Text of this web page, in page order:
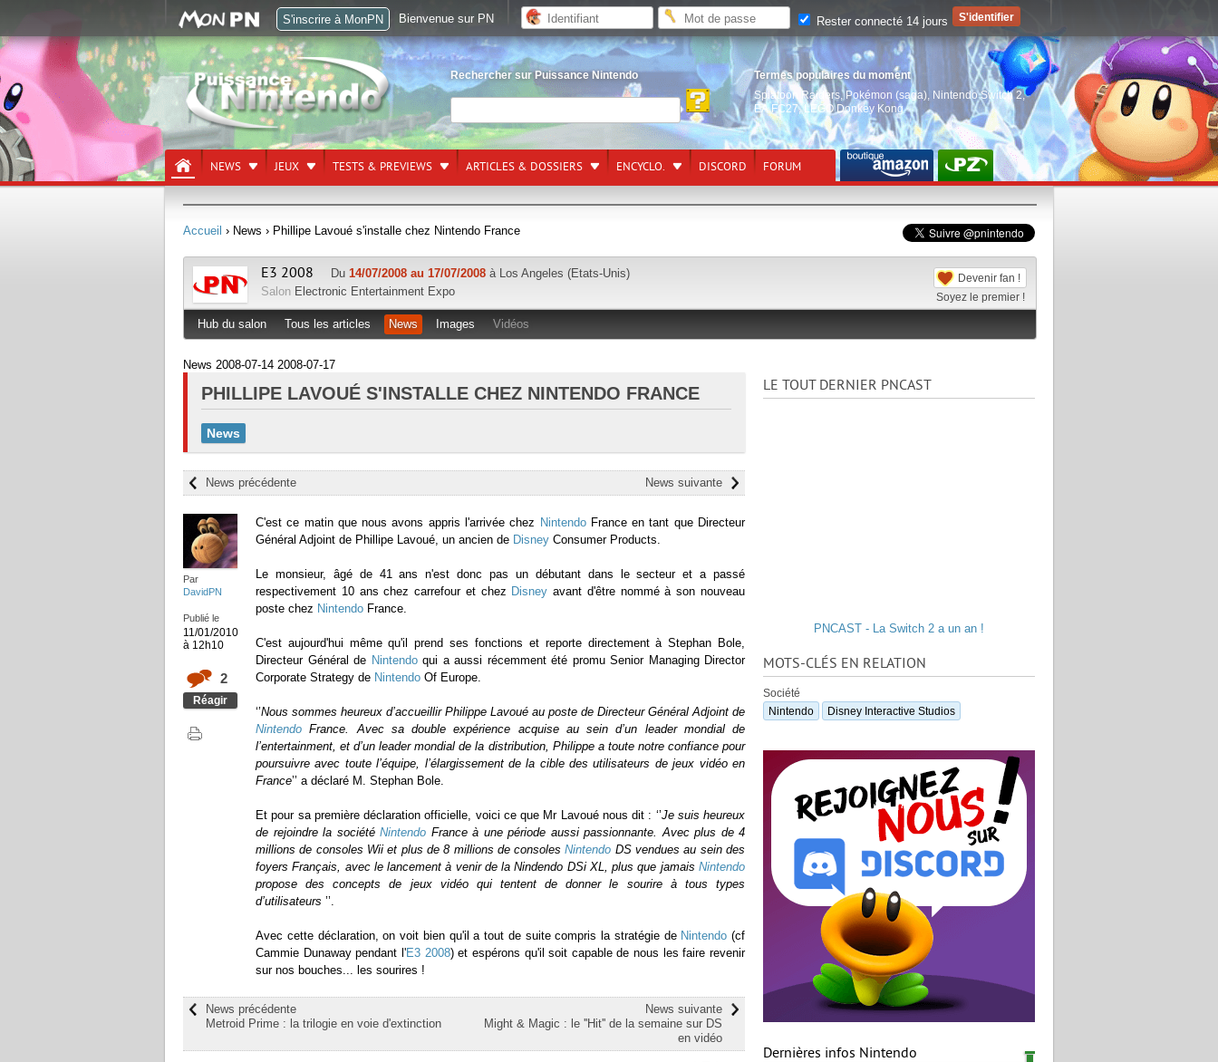
Rechercher sur Puissance Nintendo
Termes populaires du moment
Splatoon Raiders, Pokémon (saga) Nintendo Switch 2,
EA FC27,LEGO Donkey Kong
NEWS JEUX TESTS & PREVIEWS ARTICLES & DOSSIERS ENCYCLO. DISCORD FORUM
Accueil › News › Phillipe Lavoué s'installe chez Nintendo France
Devenir fan !
Soyez le premier !
E3 2008 Du 14/07/2008 au 17/07/2008 à Los Angeles (Etats-Unis)
Salon Electronic Entertainment Expo
Hub du salon Tous les articles News Images Vidéos
News 2008-07-14 2008-07-17
PHILLIPE LAVOUÉ S'INSTALLE CHEZ NINTENDO FRANCE
News
News suivante
News précédente
Par
DavidPN
Publié le
11/01/2010
à 12h10
2
Réagir
C'est ce matin que nous avons appris l'arrivée chez NintendoFrance en tant que Directeur
Général Adjoint de Phillipe Lavoué, un ancien de Disney Consumer Products.
Le monsieur, âgé de 41 ans n'est donc pas un débutant dans le secteur et a passé
respectivement 10 ans chez carrefour et chez Disney avant d'être nommé à son nouveau
poste chez Nintendo France.
C'est aujourd'hui même qu'il prend ses fonctions et reporte directement à Stephan Bole,
Directeur Général de Nintendoqui a aussi récemment été promu Senior Managing Director
Corporate Strategy de Nintendo Of Europe.
‘’Nous sommes heureux d’accueillir Philippe Lavoué au poste de Directeur Général Adjoint de
Nintendo France. Avec sa double expérience acquise au sein d’un leader mondial de
l’entertainment, et d’un leader mondial de la distribution, Philippe a toute notre confiance pour
poursuivre avec toute l’équipe, l’élargissement de la cible des utilisateurs de jeux vidéo en
France’’ a déclaré M. Stephan Bole.
Et pour sa première déclaration officielle, voici ce que Mr Lavoué nous dit : ‘’Je suis heureux
de rejoindre la société Nintendo France à une période aussi passionnante. Avec plus de 4
millions de consoles Wii et plus de 8 millions de consolesNintendo DS vendues au sein des
foyers Français, avec le lancement à venir de la Nindendo DSi XL, plus que jamais Nintendo
propose des concepts de jeux vidéo qui tentent de donner le sourire à tous types
d’utilisateurs ’’.
Avec cette déclaration, on voit bien qu'il a tout de suite compris la stratégie de Nintendo (cf
Cammie Dunaway pendant l'E3 2008) et espérons qu'il soit capable de nous les faire revenir
sur nos bouches... les sourires !
News suivante
Might & Magic : le ''Hit'' de la semaine sur DS
en vidéo
News précédente
Metroid Prime : la trilogie en voie d'extinction
LE TOUT DERNIER PNCAST
PNCAST - La Switch 2 a un an !
MOTS-CLÉS EN RELATION
Société
Nintendo
Disney Interactive Studios
Dernières infos Nintendo
S'inscrire à MonPN Bienvenue sur PN Rester connecté 14 jours